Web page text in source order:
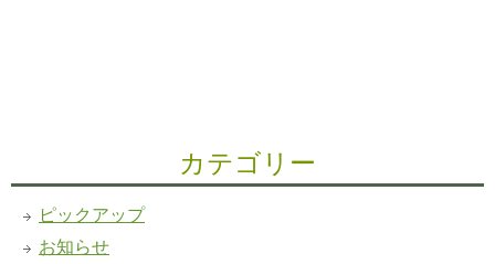
カテゴリー
ピックアップ
お知らせ